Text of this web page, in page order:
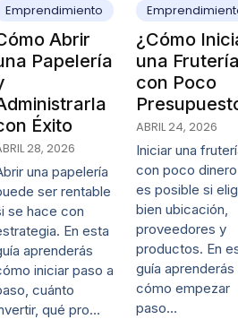
Emprendimiento
Abrir
Papelería
Éxito
28, 2026
una papelería
ser rentable
se hace con
En esta
aprenderás
iniciar paso a
cuánto
qué pro…
¿Cómo
una
con Poco
ABRIL 24, 2026
Iniciar una
con poco dinero
es posible si
bien ubicación,
proveedores y
productos. En
guía aprenderás
cómo empezar
paso…